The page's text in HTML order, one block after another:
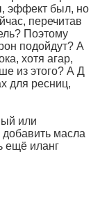
эффект был, но
перечитав
Поэтому
подойдут? А
хотя агар,
из этого? А Д
для ресниц,
или
добавить масла
ещё иланг